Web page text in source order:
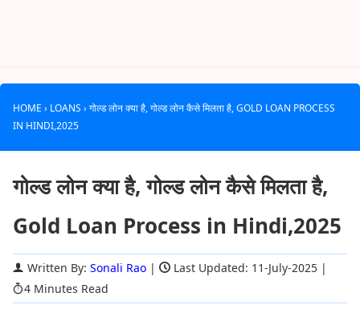
HOME › LOANS › गोल्ड लोन क्या है, गोल्ड लोन कैसे मिलता है, GOLD LOAN PROCESS
IN HINDI,2025
गोल्ड लोन क्या है, गोल्ड लोन कैसे मिलता है,
Gold Loan Process in Hindi,2025
Written By: Sonali Rao | Last Updated: 11-July-2025 |
4 Minutes Read